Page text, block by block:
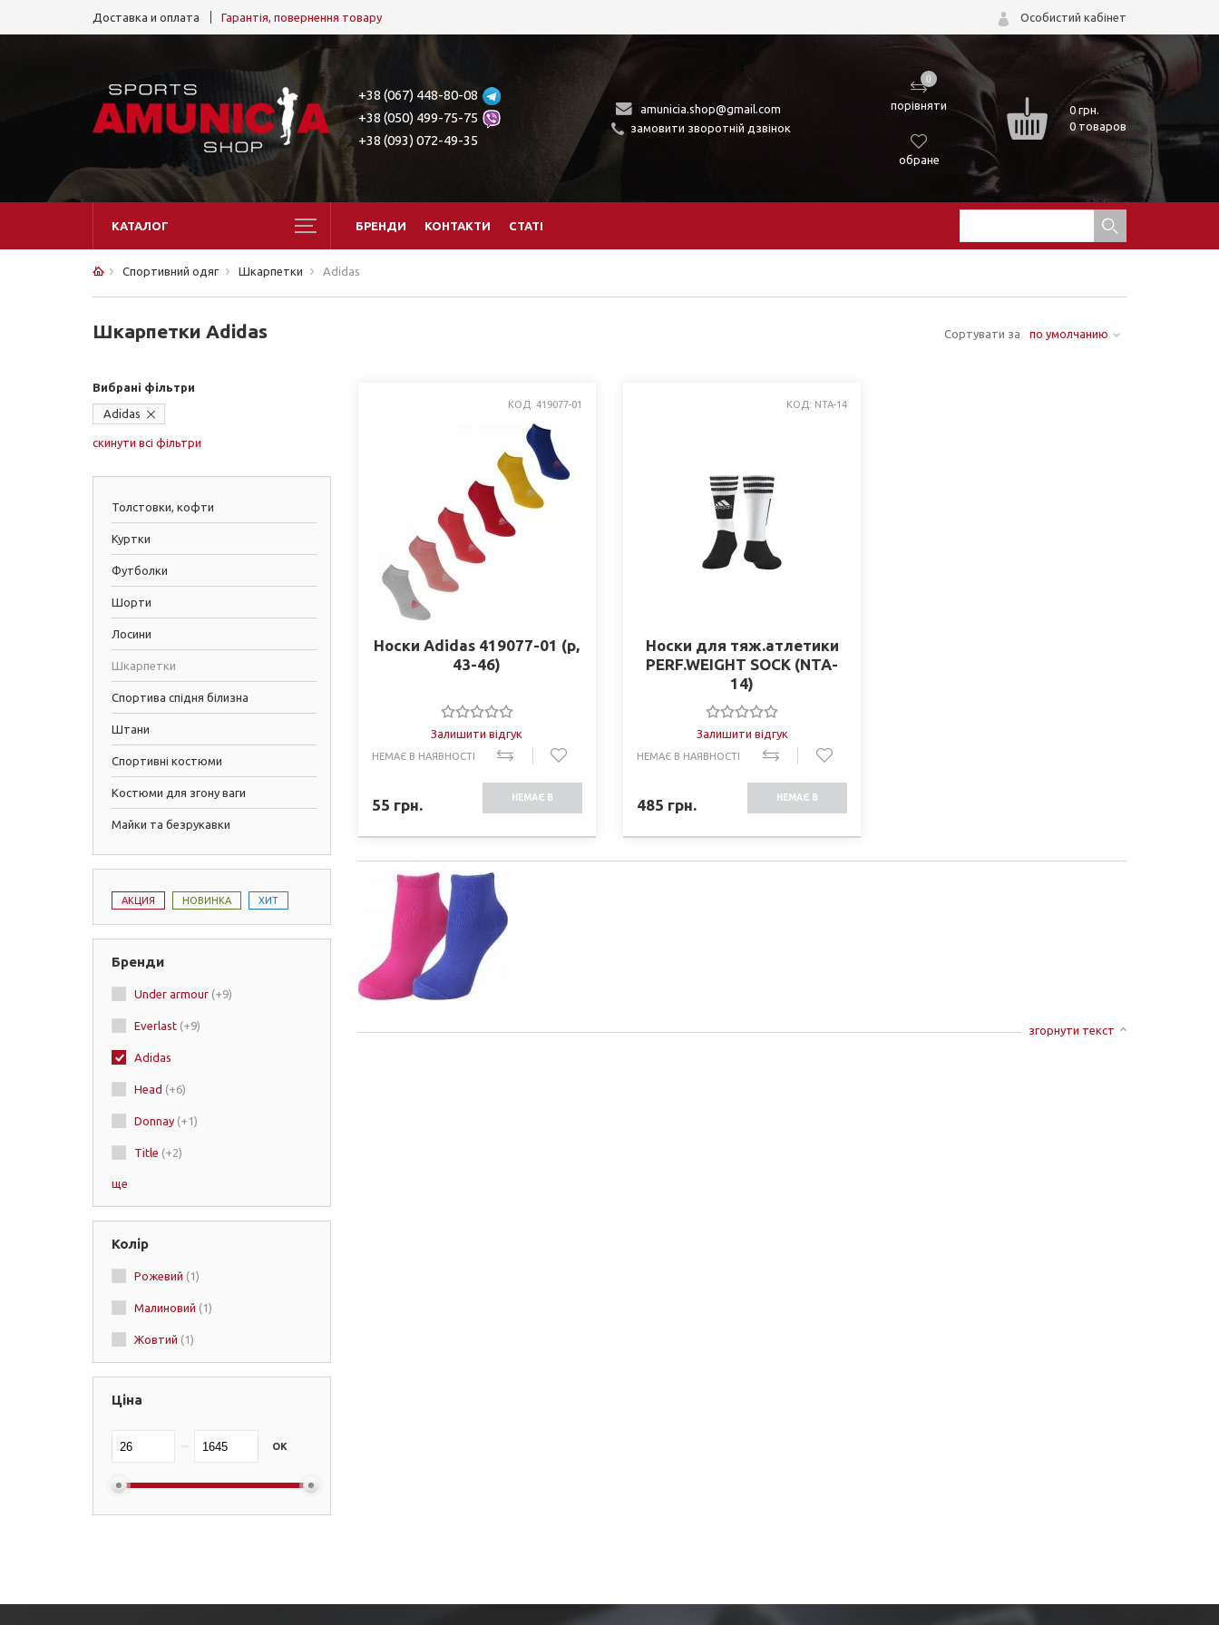
Доставка и оплата Гарантія, повернення товару Особистий кабінет
+38 (067) 448-80-08
+38 (050) 499-75-75
+38 (093) 072-49-35
amunicia.shop@gmail.com
замовити зворотній дзвінок
0
порівняти
обране
0грн.
0 товаров
КАТАЛОГ БРЕНДИ КОНТАКТИ СТАТІ
Спортивний одяг Шкарпетки Adidas
Шкарпетки Adidas Сортувати за по умолчанию
Вибрані фільтри
Adidas
скинути всі фільтри
Толстовки, кофти
Куртки
Футболки
Шорти
Лосини
Шкарпетки
Спортива спідня білизна
Штани
Спортивні костюми
Костюми для згону ваги
Майки та безрукавки
АКЦИЯ НОВИНКА ХИТ
Бренди
Under armour (+9)
Everlast (+9)
Adidas
Head (+6)
Donnay (+1)
Title (+2)
Campri
Ring to Cage
ще
Колір
Рожевий (1)
Малиновий (1)
Жовтий (1)
Ціна
OK
КОД: 419077-01
Носки Adidas 419077-01 (р,
43-46)
Залишити відгук
НЕМАЄ В НАЯВНОСТІ
55 грн. НЕМАЄ В
КОД: NTA-14
Носки для тяж.атлетики
PERF.WEIGHT SOCK (NTA-
14)
Залишити відгук
НЕМАЄ В НАЯВНОСТІ
485 грн. НЕМАЄ В
згорнути текст